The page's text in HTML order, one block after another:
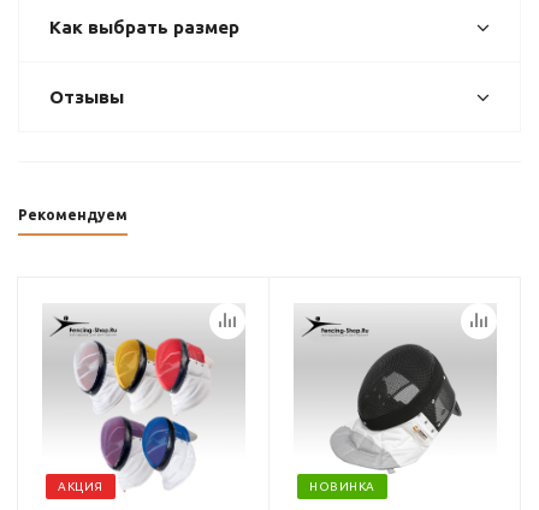
Как выбрать размер
Отзывы
Рекомендуем
АКЦИЯ НОВИНКА